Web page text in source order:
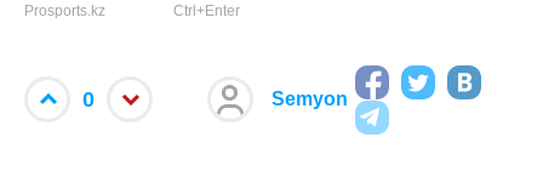
Prosports.kz
Ctrl+Enter
0 Semyon